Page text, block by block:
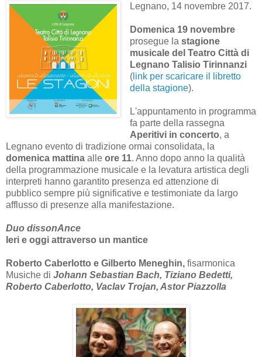
Legnano, 14 novembre 2017.
Domenica 19 novembre
prosegue la stagione
musicale del Teatro Città di
Legnano Talisio Tirinnanzi
(link per scaricare il libretto
della stagione).
L'appuntamento in programma
fa parte della rassegna
Aperitivi in concerto, a
Legnano evento di tradizione ormai consolidata, la
domenica mattina alle ore 11. Anno dopo anno la qualità
della programmazione musicale e la levatura artistica degli
interpreti hanno garantito presenza ed attenzione di
pubblico sempre più significative e testimoniate da largo
afflusso di presenze alla manifestazione.
Duo dissonAnce
Ieri e oggi attraverso un mantice
Roberto Caberlotto e Gilberto Meneghin, fisarmonica
Musiche di Johann Sebastian Bach, Tiziano Bedetti,
Roberto Caberlotto, Vaclav Trojan, Astor Piazzolla